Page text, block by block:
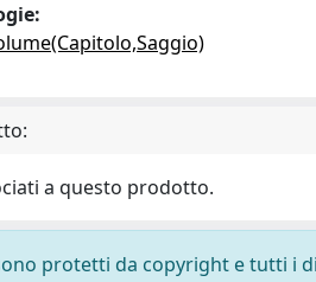
a questo prodotto.
protetti da copyright e tutti i